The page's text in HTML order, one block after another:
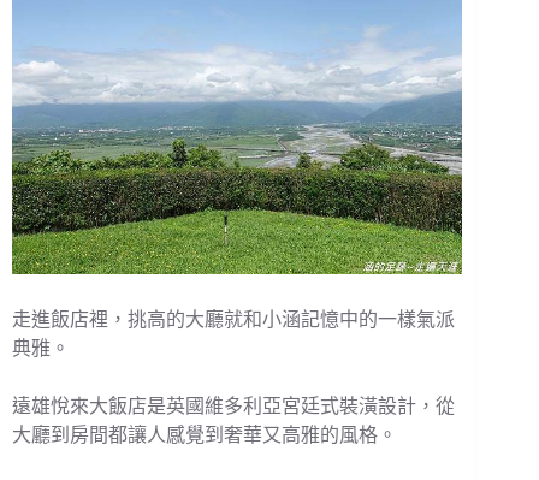
走進飯店裡，挑高的大廳就和小涵記憶中的一樣氣派
典雅。
遠雄悅來大飯店是英國維多利亞宮廷式裝潢設計，從
大廳到房間都讓人感覺到奢華又高雅的風格。